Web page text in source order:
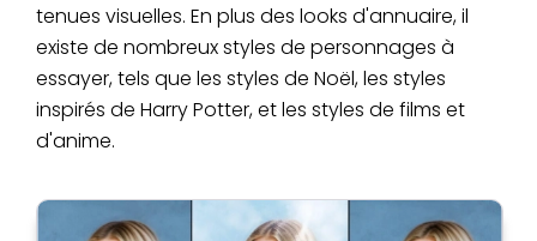
tenues visuelles. En plus des looks d'annuaire, il
existe de nombreux styles de personnages à
essayer, tels que les styles de Noël, les styles
inspirés de Harry Potter, et les styles de films et
d'anime.